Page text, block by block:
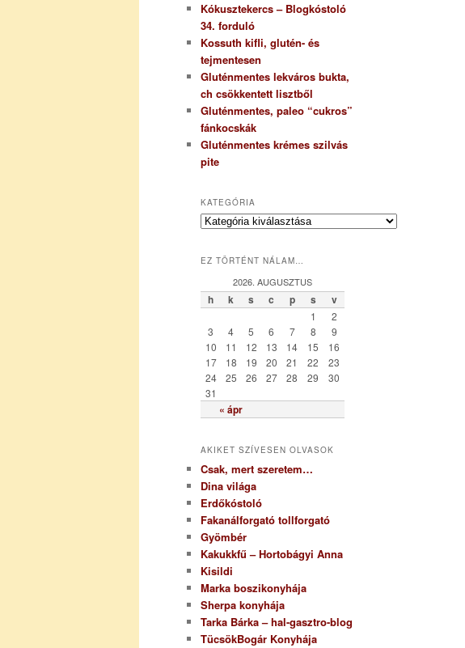
Kókusztekercs – Blogkóstoló
34. forduló
Kossuth kifli, glutén- és
tejmentesen
Gluténmentes lekváros bukta,
ch csökkentett lisztből
Gluténmentes, paleo “cukros”
fánkocskák
Gluténmentes krémes szilvás
pite
KATEGÓRIA
K
e
r
EZ TÖRTÉNT NÁLAM…
2026. AUGUSZTUS
h k s c p s v
« ápr
1
2
3
4 5 6 7 8
9
10
11 12 13 14 15
16
17
18 19 20 21 22
23
24
25 26 27 28 29
30
31
AKIKET SZÍVESEN OLVASOK
Csak, mert szeretem…
Dina világa
Erdőkóstoló
Fakanálforgató tollforgató
Gyömbér
Kakukkfű – Hortobágyi Anna
Kisildi
Marka boszikonyhája
Sherpa konyhája
Tarka Bárka – hal-gasztro-blog
TücsökBogár Konyhája